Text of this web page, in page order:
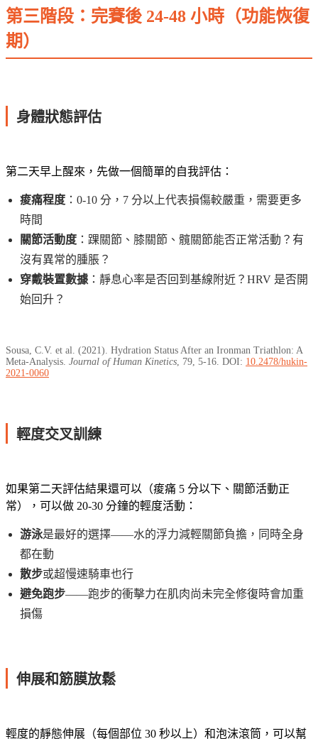
第三階段：完賽後 24-48 小時（功能恢復
期）
身體狀態評估
第二天早上醒來，先做一個簡單的自我評估：
痠痛程度 ：0-10 分，7 分以上代表損傷較嚴重，需要更多
時間
關節活動度 ：踝關節、膝關節、髖關節能否正常活動？有
沒有異常的腫脹？
穿戴裝置數據 ：靜息心率是否回到基線附近？HRV 是否開
始回升？
Sousa, C.V. et al. (2021). Hydration Status After an Ironman Triathlon: A
Meta-Analysis. Journal of Human Kinetics , 79, 5-16. DOI: 10.2478/hukin-
2021-0060
輕度交叉訓練
如果第二天評估結果還可以（痠痛 5 分以下、關節活動正
常），可以做 20-30 分鐘的輕度活動：
游泳是最好的選擇——水的浮力減輕關節負擔，同時全身
都在動
散步或超慢速騎車也行
避免跑步——跑步的衝擊力在肌肉尚未完全修復時會加重
損傷
伸展和筋膜放鬆
輕度的靜態伸展（每個部位 30 秒以上）和泡沫滾筒，可以幫